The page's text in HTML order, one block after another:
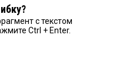
с текстом
Ctrl + Enter.